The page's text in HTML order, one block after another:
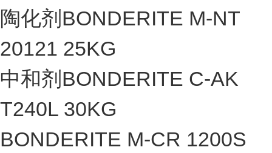
陶化剂BONDERITE M-NT
20121 25KG
中和剂BONDERITE C-AK
T240L 30KG
BONDERITE M-CR 1200S